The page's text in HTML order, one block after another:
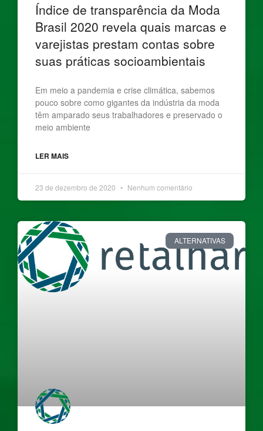
Índice de transparência da Moda
Brasil 2020 revela quais marcas e
varejistas prestam contas sobre
suas práticas socioambientais
Em meio a pandemia e crise climática, sabemos
pouco sobre como gigantes da indústria da moda
têm amparado seus trabalhadores e preservado o
meio ambiente
LER MAIS
23 de dezembro de 2020 Nenhum comentário
ALTERNATIVAS